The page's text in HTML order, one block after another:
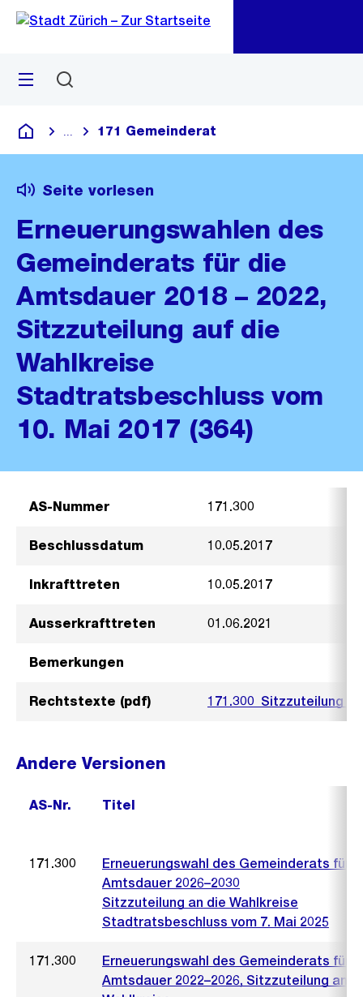
Navigation
Sprunglink
Menü
Deutsch
Blende alle Breadcrumbs ein
171 Gemeinderat
Seite vorlesen
Erneuerungswahlen des
Gemeinderats für die
Amtsdauer 2018 – 2022,
Sitzzuteilung auf die
Wahlkreise
Stadtratsbeschluss vom
10. Mai 2017 (364)
AS-Nummer 171.300
Beschlussdatum 10.05.2017
Inkrafttreten 10.05.2017
Ausserkrafttreten 01.06.2021
Bemerkungen
Rechtstexte (pdf) 171.300_Sitzzuteilung
Andere Versionen
AS-Nr. Titel
171.300
Erneuerungswahl des Gemeinderats für
Amtsdauer 2026–2030
Sitzzuteilung an die Wahlkreise
Stadtratsbeschluss vom 7. Mai 2025
171.300
Erneuerungswahl des Gemeinderats für
Amtsdauer 2022–2026, Sitzzuteilung an